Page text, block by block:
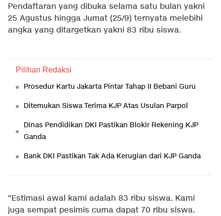
Pendaftaran yang dibuka selama satu bulan yakni
25 Agustus hingga Jumat (25/9) ternyata melebihi
angka yang ditargetkan yakni 83 ribu siswa.
Pilihan Redaksi
Prosedur Kartu Jakarta Pintar Tahap II Bebani Guru
Ditemukan Siswa Terima KJP Atas Usulan Parpol
Dinas Pendidikan DKI Pastikan Blokir Rekening KJP
Ganda
Bank DKI Pastikan Tak Ada Kerugian dari KJP Ganda
"Estimasi awal kami adalah 83 ribu siswa. Kami
juga sempat pesimis cuma dapat 70 ribu siswa.